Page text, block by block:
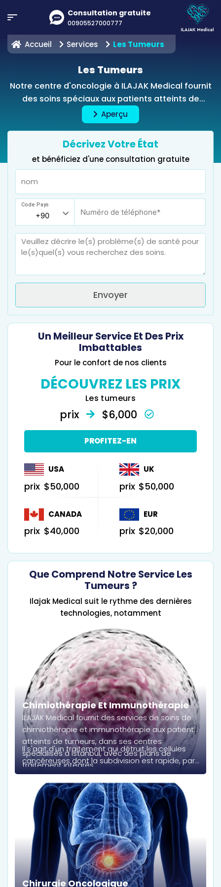
Consultation gratuite
00905527000777
Accueil Services Les Tumeurs
Les Tumeurs
Notre centre d'oncologie à ILAJAK Medical fournit
des soins spéciaux aux patients atteints de
tumeurs. Notre mission à ILAJAK est d'aider à
soigner le cancer en offrant des services de
diagnostic et de traitement comprennant:
l'imagerie avancée, la chirurgie oncologique
spécialisée, l'immunothérapie et la radiothérapie,
Aperçu
Décrivez Votre État
et bénéficiez d'une consultation gratuite
Code Pays
Envoyer
Un Meilleur Service Et Des Prix
Imbattables
Pour le confort de nos clients
DÉCOUVREZ LES PRIX
Les tumeurs
prix $6,000
PROFITEZ-EN
USA
prix $50,000
UK
prix $50,000
CANADA
prix $40,000
EUR
prix $20,000
Que Comprend Notre Service Les
Tumeurs ?
Ilajak Medical suit le rythme des dernières
technologies, notamment
Chimiothérapie Et Immunothérapie
ILAJAK Medical fournit des services de soins de
chimiothérapie et immunothérapie aux patients
atteints de tumeurs, dans ses centres
spécialisés à Istanbul, avec des plans de
traitement intégrés.
Il s'agit d'un traitement qui détruit les cellules
cancéreuses dont la subdivision est rapide, par
rapport à la plupart des cellules de l'organisme.
Chirurgie Oncologique